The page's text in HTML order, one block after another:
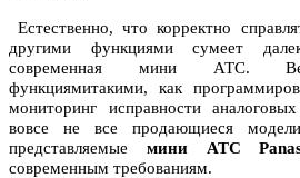
Естественно, что корректно
другими функциями сумеет
современная мини АТС.
функциямитакими, как
мониторинг исправности
вовсе не все продающиеся
представляемые мини АТС
современным требованиям.